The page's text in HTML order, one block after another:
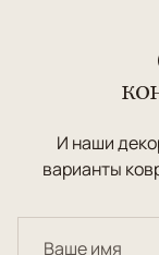
И наши
варианты